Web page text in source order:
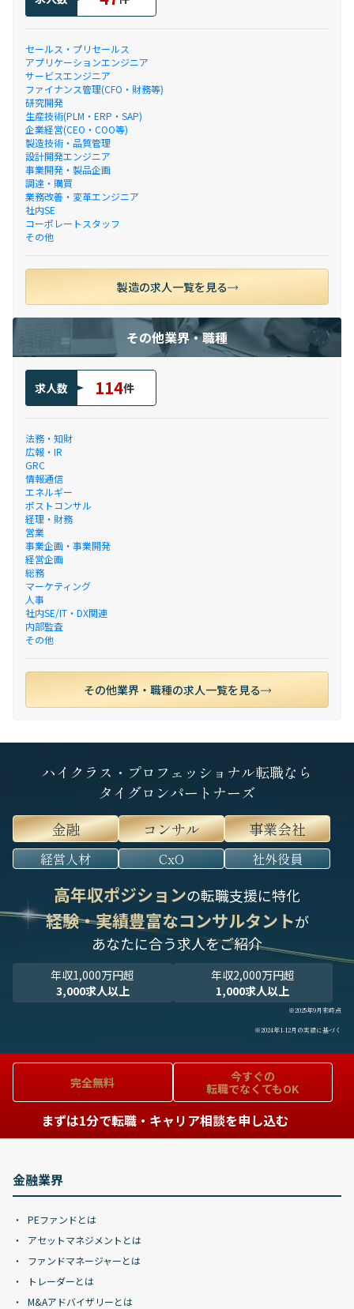
セールス・プリセールス
アプリケーションエンジニア
サービスエンジニア
ファイナンス管理(CFO・財務等)
研究開発
生産技術(PLM・ERP・SAP)
企業経営(CEO・COO等)
製造技術・品質管理
設計開発エンジニア
事業開発・製品企画
調達・購買
業務改善・変革エンジニア
社内SE
コーポレートスタッフ
その他
製造の求人一覧を見る
その他業界・職種
求人数 114件
法務・知財
広報・IR
GRC
情報通信
エネルギー
ポストコンサル
経理・財務
営業
事業企画・事業開発
経営企画
総務
マーケティング
人事
社内SE/IT・DX関連
内部監査
その他
その他業界・職種の求人一覧を見る
ハイクラス・プロフェッショナル転職なら
タイグロンパートナーズ
金融
コンサル 事業会社
経営人材 CxO 社外役員
高年収ポジションの転職支援に特化
経験・実績豊富なコンサルタントが
あなたに合う求人をご紹介
年収1,000万円超
3,000求人以上
年収2,000万円超
1,000求人以上
※2025年9月末時点
※2024年1-12月の実績に基づく
完全無料
今すぐの
転職でなくてもOK
まずは1分で転職・キャリア相談を申し込む
金融業界
PEファンドとは
アセットマネジメントとは
ファンドマネージャーとは
トレーダーとは
M&Aアドバイザリーとは